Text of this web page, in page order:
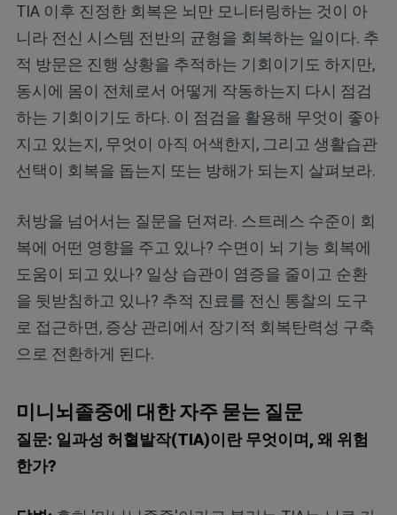
TIA 이후 진정한 회복은 뇌만 모니터링하는 것이 아
니라 전신 시스템 전반의 균형을 회복하는 일이다. 추
적 방문은 진행 상황을 추적하는 기회이기도 하지만,
동시에 몸이 전체로서 어떻게 작동하는지 다시 점검
하는 기회이기도 하다. 이 점검을 활용해 무엇이 좋아
지고 있는지, 무엇이 아직 어색한지, 그리고 생활습관
선택이 회복을 돕는지 또는 방해가 되는지 살펴보라.
처방을 넘어서는 질문을 던져라. 스트레스 수준이 회
복에 어떤 영향을 주고 있나? 수면이 뇌 기능 회복에
도움이 되고 있나? 일상 습관이 염증을 줄이고 순환
을 뒷받침하고 있나? 추적 진료를 전신 통찰의 도구
로 접근하면, 증상 관리에서 장기적 회복탄력성 구축
으로 전환하게 된다.
미니뇌졸중에 대한 자주 묻는 질문
질문: 일과성 허혈발작(TIA)이란 무엇이며, 왜 위험
한가?